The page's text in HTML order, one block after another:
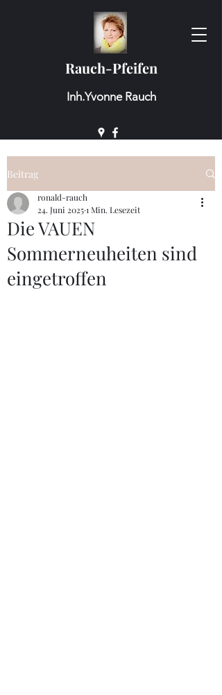
Rauch-Pfeifen
Inh.Yvonne Rauch
Beitrag
Die VAUEN
Sommerneuheiten sind
eingetroffen
ronald-rauch
24. Juni 20251 Min. Lesezeit